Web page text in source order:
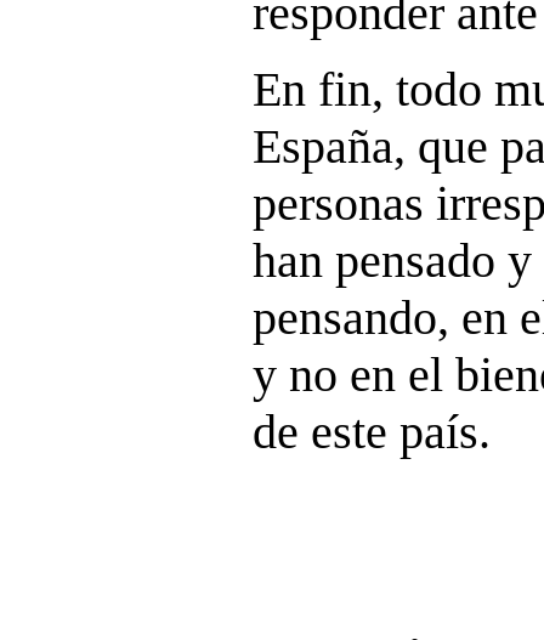
responder
En fin, todo
España, que
personas
han pensado
pensando, en
y no en el
de este país.